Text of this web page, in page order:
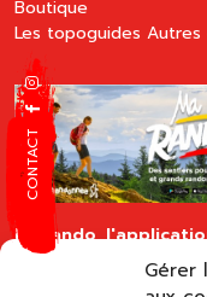
Gérer
CONTACT
Boutique
Les topoguides Autres
MaRando,
la FFRandonnée
disponible sur les